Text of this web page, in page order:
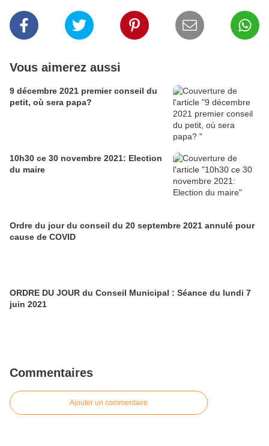
Vous aimerez aussi
9 décembre 2021 premier conseil du
petit, où sera papa?
10h30 ce 30 novembre 2021: Election
du maire
Ordre du jour du conseil du 20 septembre 2021 annulé pour
cause de COVID
ORDRE DU JOUR du Conseil Municipal : Séance du lundi 7
juin 2021
Commentaires
Ajouter un commentaire